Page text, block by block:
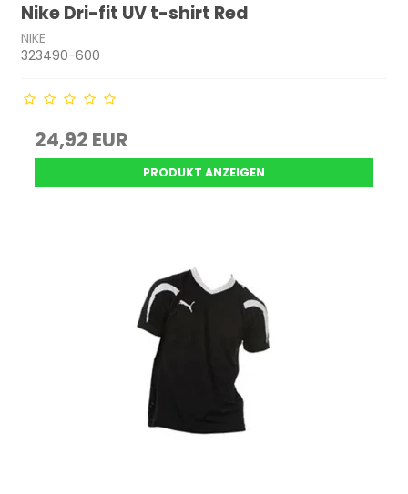
Nike Dri-fit UV t-shirt Red
NIKE
323490-600
24,92 EUR
PRODUKT ANZEIGEN